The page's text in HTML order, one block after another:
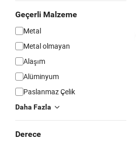
Geçerli Malzeme
Metal
Metal olmayan
Alaşım
Alüminyum
Paslanmaz Çelik
Daha Fazla
Derece